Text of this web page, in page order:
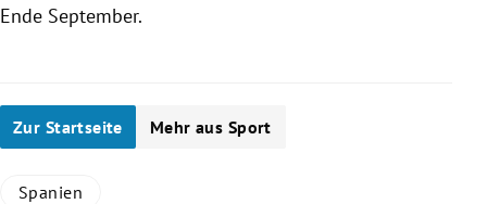
Ende September.
Zur Startseite Mehr aus Sport
Spanien